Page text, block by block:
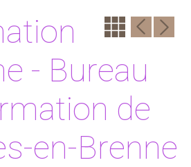
- Bureau
de
en-Brenne